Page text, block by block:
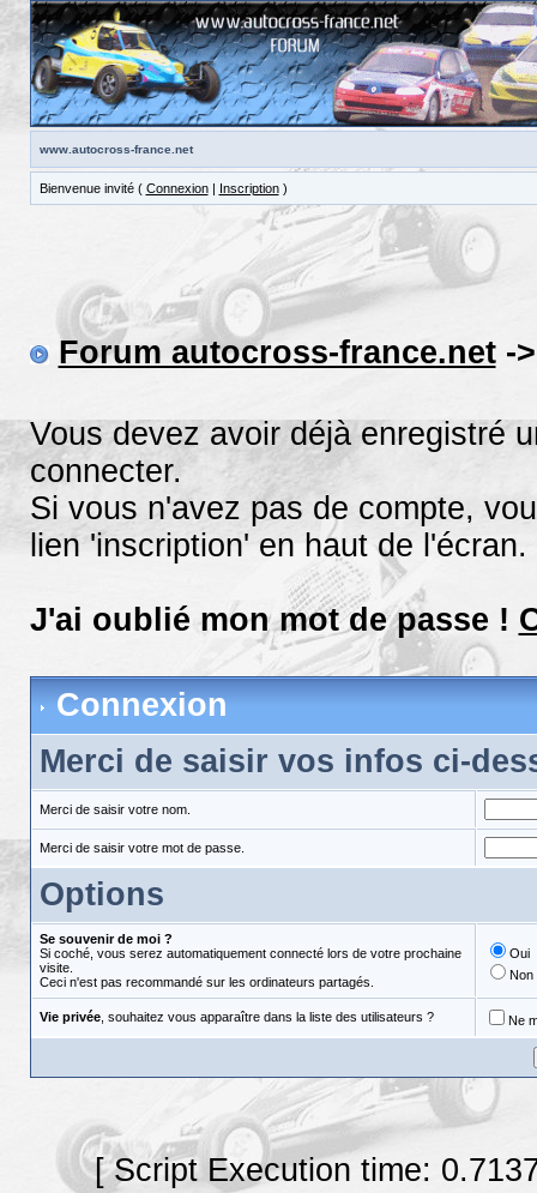
www.autocross-france.net
Bienvenue invité ( Connexion| Inscription)
Forum autocross-france.net->
Vous devez avoir déjà enregistré
connecter.
Si vous n'avez pas de compte,
lien 'inscription' en haut de l'écran.
J'ai oublié mon mot de passe !
Connexion
Merci de saisir vos infos ci-
Merci de saisir votre nom.
Merci de saisir votre mot de passe.
Options
Se souvenir de moi ?
Si coché, vous serez automatiquement connecté lors de votre prochaine
visite.
Ceci n'est pas recommandé sur les ordinateurs partagés.
Oui
Non
Vie privée, souhaitez vous apparaître dans la liste des utilisateurs ? Ne
[ Script Execution time: